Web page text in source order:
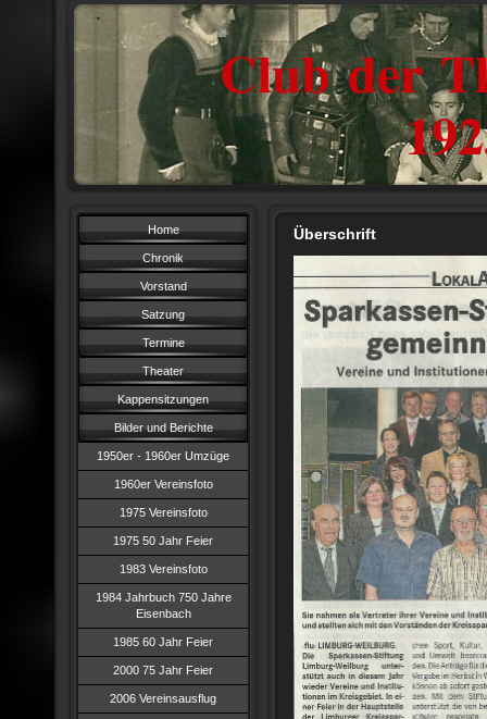
Club der
Home
Chronik
Vorstand
Satzung
Termine
Theater
Kappensitzungen
Bilder und Berichte
1950er - 1960er Umzüge
1960er Vereinsfoto
1975 Vereinsfoto
1975 50 Jahr Feier
1983 Vereinsfoto
1984 Jahrbuch 750 Jahre
Eisenbach
1985 60 Jahr Feier
2000 75 Jahr Feier
2006 Vereinsausflug
Überschrift